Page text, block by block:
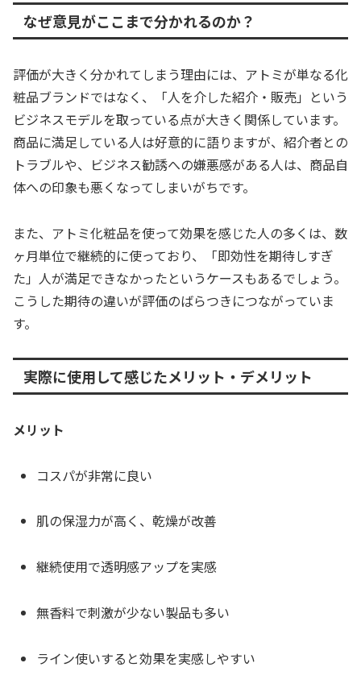
なぜ意見がここまで分かれるのか？
評価が大きく分かれてしまう理由には、アトミが単なる化
粧品ブランドではなく、「人を介した紹介・販売」という
ビジネスモデルを取っている点が大きく関係しています。
商品に満足している人は好意的に語りますが、紹介者との
トラブルや、ビジネス勧誘への嫌悪感がある人は、商品自
体への印象も悪くなってしまいがちです。
また、アトミ化粧品を使って効果を感じた人の多くは、数
ヶ月単位で継続的に使っており、「即効性を期待しすぎ
た」人が満足できなかったというケースもあるでしょう。
こうした期待の違いが評価のばらつきにつながっていま
す。
実際に使用して感じたメリット・デメリット
メリット
コスパが非常に良い
肌の保湿力が高く、乾燥が改善
継続使用で透明感アップを実感
無香料で刺激が少ない製品も多い
ライン使いすると効果を実感しやすい